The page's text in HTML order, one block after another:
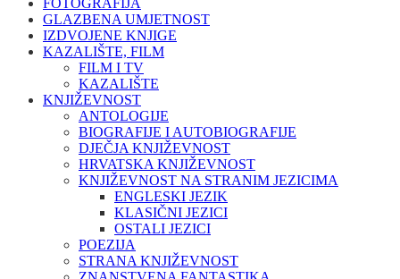
FOTOGRAFIJA
GLAZBENA UMJETNOST
IZDVOJENE KNJIGE
KAZALIŠTE, FILM
FILM I TV
KAZALIŠTE
KNJIŽEVNOST
ANTOLOGIJE
BIOGRAFIJE I AUTOBIOGRAFIJE
DJEČJA KNJIŽEVNOST
HRVATSKA KNJIŽEVNOST
KNJIŽEVNOST NA STRANIM JEZICIMA
ENGLESKI JEZIK
KLASIČNI JEZICI
OSTALI JEZICI
POEZIJA
STRANA KNJIŽEVNOST